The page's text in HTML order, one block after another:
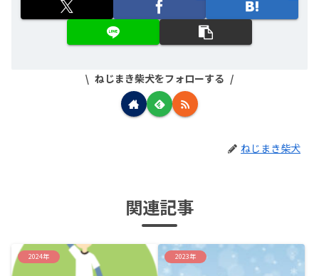
ねじまき柴犬をフォローする
ねじまき柴犬
関連記事
2024年 2023年